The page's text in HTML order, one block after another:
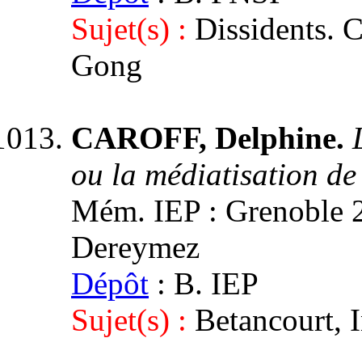
Sujet(s) : Dissidents.
Gong
CAROFF, Delphine.
ou la médiatisation
Mém. IEP : Grenoble
Dereymez
Dépôt : B. IEP
Sujet(s) : Betancourt,